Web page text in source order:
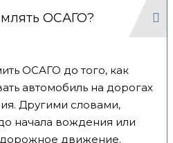
ОСАГО?
ОСАГО до того, как
автомобиль на дорогах
Другими словами,
начала вождения или
движение.